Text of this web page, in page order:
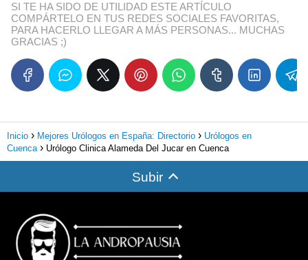
SI TE HA SIDO DE UTILIDAD ESTE ARTÍCULO
COMPÁRTELO EN TUS REDES SOCIALES FAVORITAS,
PARA HACERLO LLEGAR A MÁS PERSONAS... MUCHAS
GRACIAS ;)
Inicio Mejores Urólogos en España: Directorio
Urólogos en
Cuenca
Urólogo Clinica Alameda Del Jucar en Cuenca
Subir